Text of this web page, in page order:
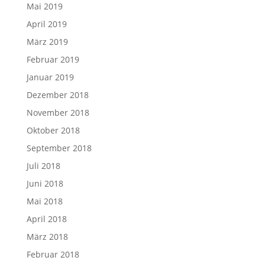
Mai 2019
April 2019
März 2019
Februar 2019
Januar 2019
Dezember 2018
November 2018
Oktober 2018
September 2018
Juli 2018
Juni 2018
Mai 2018
April 2018
März 2018
Februar 2018